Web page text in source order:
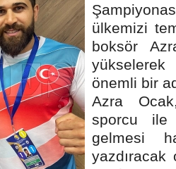
ülkemizi
boksör
önemli bir
Azra
sporcu ile
gelmesi